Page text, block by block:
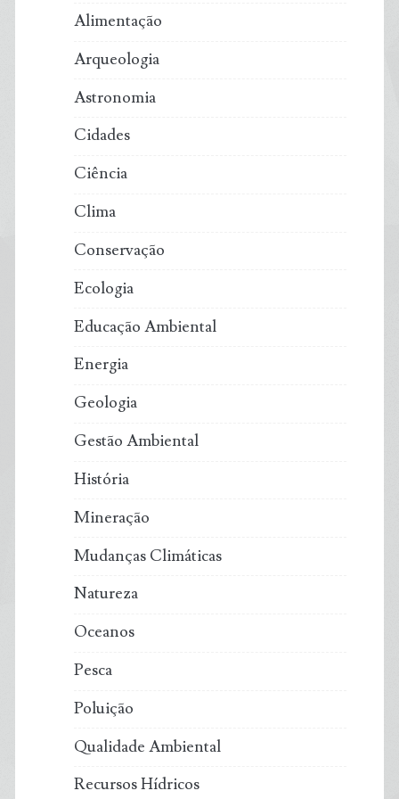
Alimentação
Arqueologia
Astronomia
Cidades
Ciência
Clima
Conservação
Ecologia
Educação Ambiental
Energia
Geologia
Gestão Ambiental
História
Mineração
Mudanças Climáticas
Natureza
Oceanos
Pesca
Poluição
Qualidade Ambiental
Recursos Hídricos